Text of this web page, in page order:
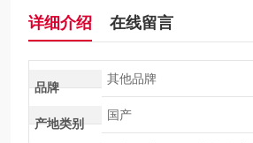
详细介绍 在线留言
品牌
其他品牌
产地类别
国产